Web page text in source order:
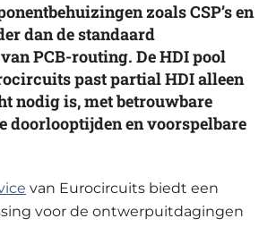
zoals CSP’s en
dan de standaard
PCB-routing. De HDI pool
past partial HDI alleen
nodig is, met betrouwbare
doorlooptijden en voorspelbare
van Eurocircuits biedt een
voor de ontwerpuitdagingen